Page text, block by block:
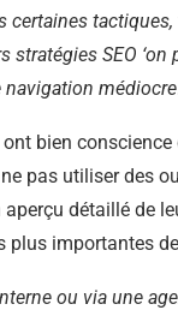
SEO ‘on
navigation médiocre
bien conscience
pas utiliser des
détaillé de
plus importantes
ou via une